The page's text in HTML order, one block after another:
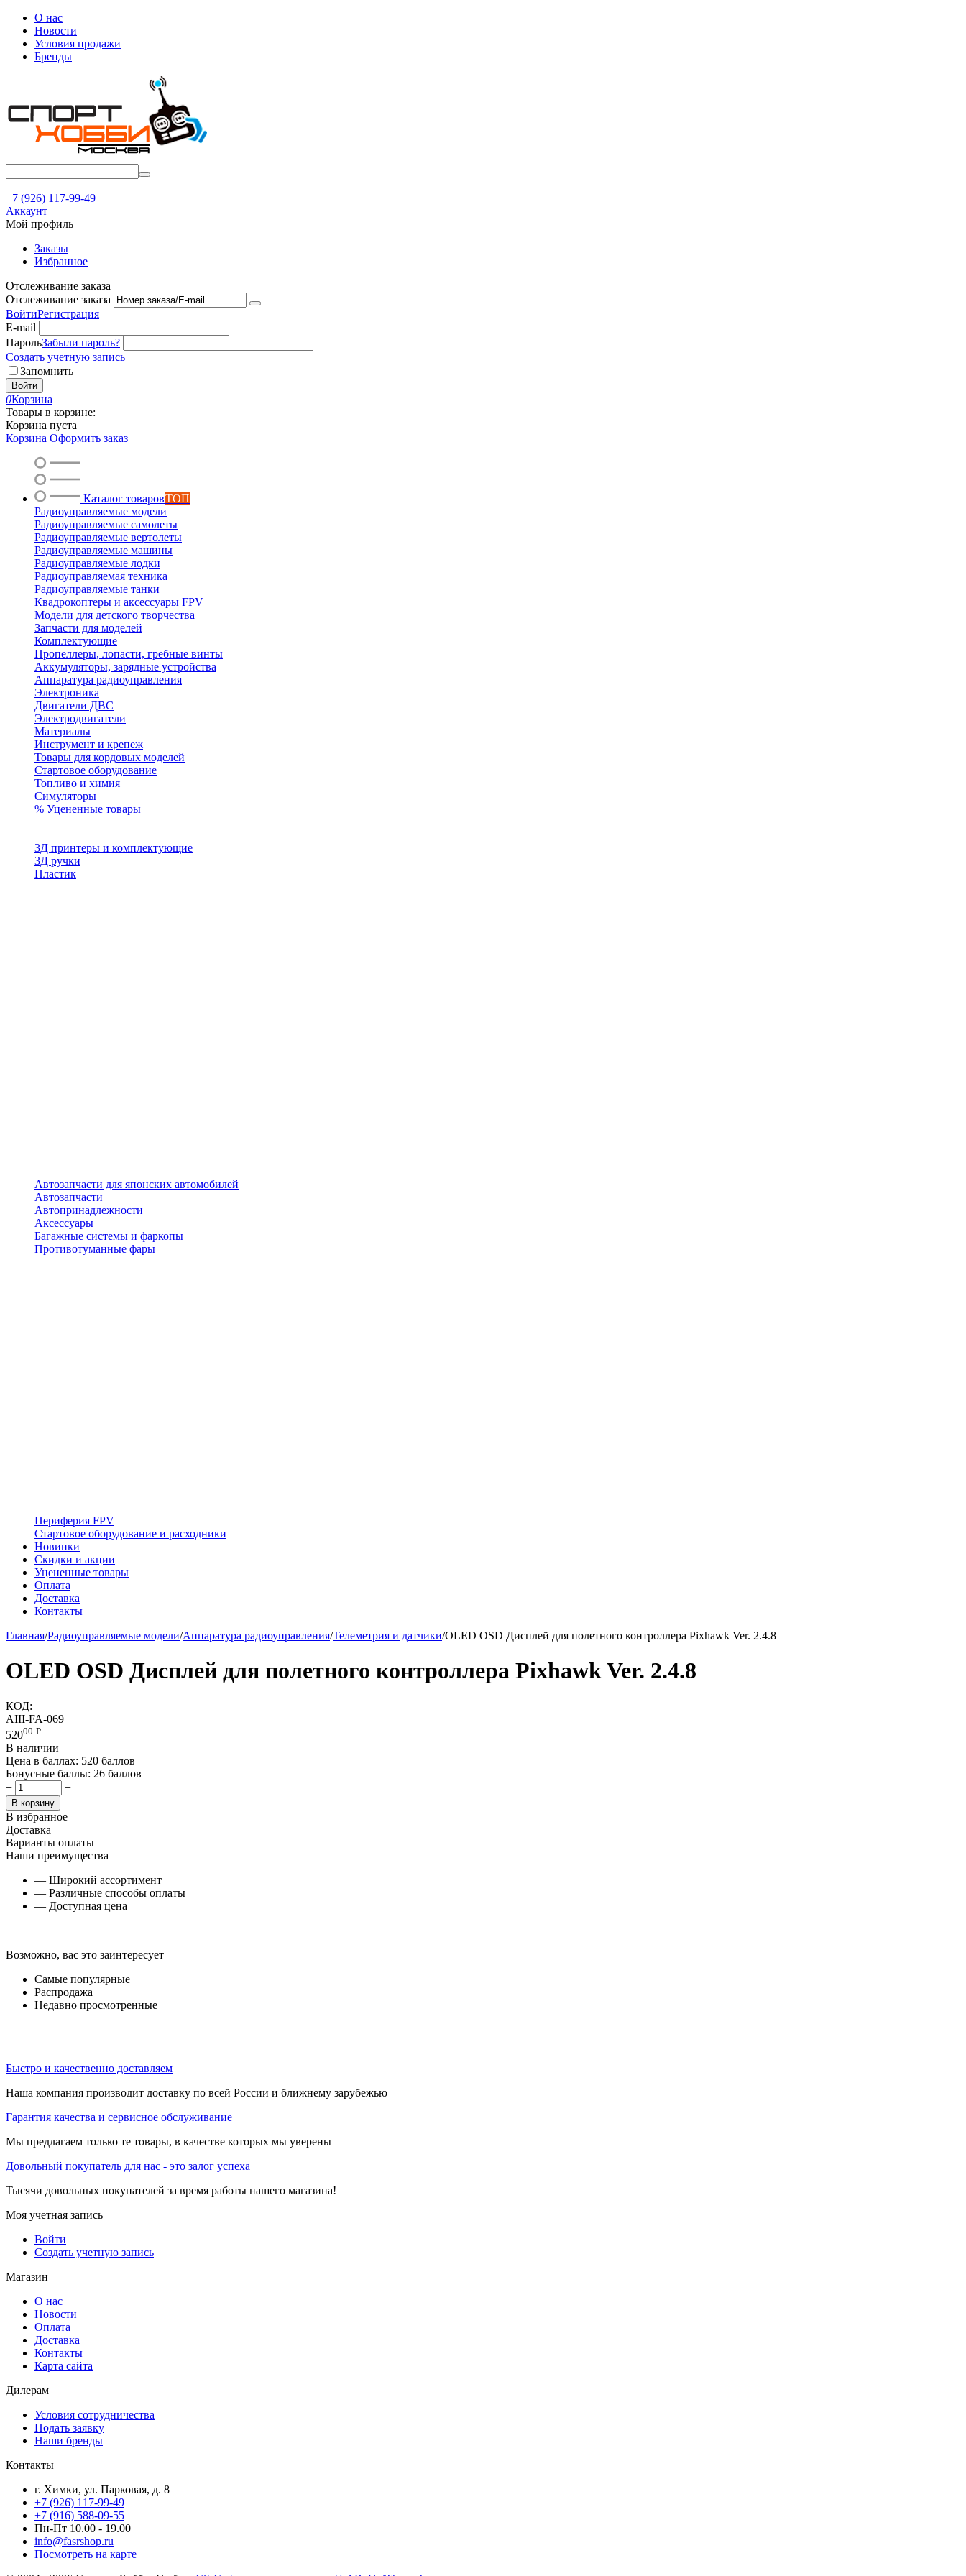
О нас
Новости
Условия продажи
Бренды
+7 (926) 117-99-49
Аккаунт
Мой профиль
Заказы
Избранное
Отслеживание заказа
Отслеживание заказа
ВойтиРегистрация
E-mail
ПарольЗабыли пароль?
Создать учетную запись
Запомнить
Войти
0Корзина
Товары в корзине:
Корзина пуста
Корзина Оформить заказ
Каталог товаровТОП
Радиоуправляемые модели
Радиоуправляемые самолеты
Радиоуправляемые вертолеты
Радиоуправляемые машины
Радиоуправляемые лодки
Радиоуправляемая техника
Радиоуправляемые танки
Квадрокоптеры и аксессуары FPV
Модели для детского творчества
Запчасти для моделей
Комплектующие
Пропеллеры, лопасти, гребные винты
Аккумуляторы, зарядные устройства
Аппаратура радиоуправления
Электроника
Двигатели ДВС
Электродвигатели
Материалы
Инструмент и крепеж
Товары для кордовых моделей
Стартовое оборудование
Топливо и химия
Симуляторы
% Уцененные товары
3Д принтеры и комплектующие
3Д ручки
Пластик
Автозапчасти для японских автомобилей
Автозапчасти
Автопринадлежности
Аксессуары
Багажные системы и фаркопы
Противотуманные фары
Периферия FPV
Стартовое оборудование и расходники
Новинки
Скидки и акции
Уцененные товары
Оплата
Доставка
Контакты
Главная/Радиоуправляемые модели/Аппаратура радиоуправления/Телеметрия и датчики/OLED OSD Дисплей для полетного контроллера Pixhawk Ver. 2.4.8
OLED OSD Дисплей для полетного контроллера Pixhawk Ver. 2.4.8
КОД:
AIII-FA-069
52000 Р
В наличии
Цена в баллах: 520 баллов
Бонусные баллы: 26 баллов
+
−
В корзину
В избранное
Доставка
Варианты оплаты
Наши преимущества
— Широкий ассортимент
— Различные способы оплаты
— Доступная цена
Возможно, вас это заинтересует
Самые популярные
Распродажа
Недавно просмотренные
Быстро и качественно доставляем
Наша компания производит доставку по всей России и ближнему зарубежью
Гарантия качества и сервисное обслуживание
Мы предлагаем только те товары, в качестве которых мы уверены
Довольный покупатель для нас - это залог успеха
Тысячи довольных покупателей за время работы нашего магазина!
Моя учетная запись
Войти
Создать учетную запись
Магазин
О нас
Новости
Оплата
Доставка
Контакты
Карта сайта
Дилерам
Условия сотрудничества
Подать заявку
Наши бренды
Контакты
г. Химки, ул. Парковая, д. 8
+7 (926) 117-99-49
+7 (916) 588-09-55
Пн-Пт 10.00 - 19.00
info@fasrshop.ru
Посмотреть на карте